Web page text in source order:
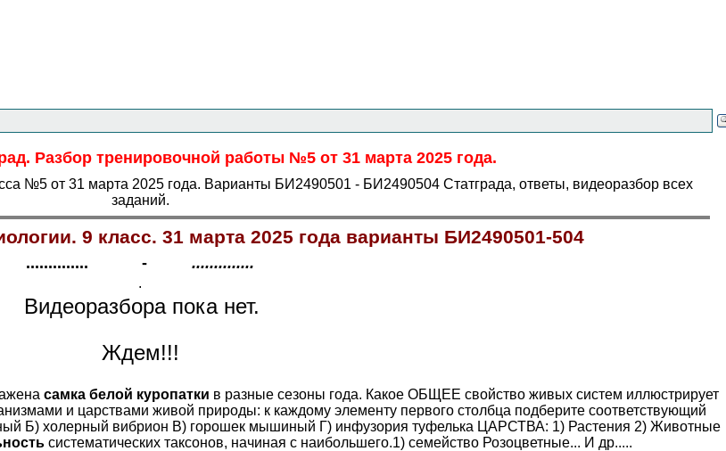
Разбор тренировочной работы №5 от 31 марта 2025 года.
№5 от 31 марта 2025 года. Варианты БИ2490501 - БИ2490504 Статграда, ответы, видеоразбор всех
заданий.
9 класс. 31 марта 2025 года варианты БИ2490501-504
.............. - ..............
.
Видеоразбора пока нет.
Ждем!!!
самка белой куропатки в разные сезоны года. Какое ОБЩЕЕ свойство живых систем иллюстрирует
и царствами живой природы: к каждому элементу первого столбца подберите соответствующий
Б) холерный вибрион B) горошек мышиный Г) инфузория туфелька ЦАРСТВА: 1) Растения 2) Животные
систематических таксонов, начиная с наибольшего.1) семейство Розоцветные... И др.....